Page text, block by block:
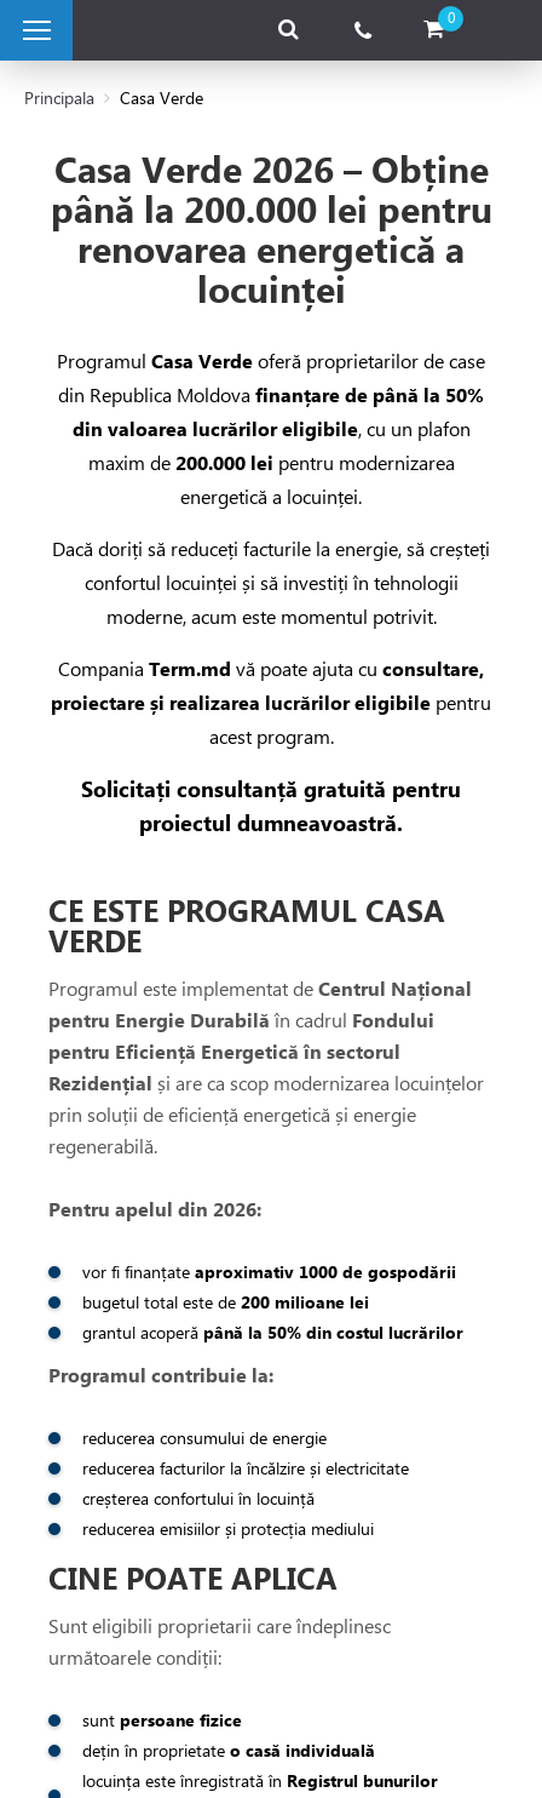
pe combustibil solid
de caldura
Fotovoltaice
de aer conditionat
de circulatie
fum
in pardoseala
si fitinguri
de apă și canalizare
expansiune
0
Principala Casa Verde
Casa Verde 2026 – Obține
până la 200.000 lei pentru
renovarea energetică a
locuinței
Programul Casa Verdeoferă proprietarilor de case
din Republica Moldova finanțare de până la 50%
din valoarea lucrărilor eligibile, cu un plafon
maxim de200.000 lei pentru modernizarea
energetică a locuinței.
Dacă doriți să reduceți facturile la energie, să creșteți
confortul locuinței și să investiți în tehnologii
moderne, acum este momentul potrivit.
Compania Term.md vă poate ajuta cu consultare,
proiectare și realizarea lucrărilor eligibile pentru
acest program.
Solicitați consultanță gratuită pentru
proiectul dumneavoastră.
CE ESTE PROGRAMUL CASA
VERDE
Programul este implementat deCentrul Național
pentru Energie Durabilă în cadrul Fondului
pentru Eficiență Energetică în sectorul
Rezidențial și are ca scop modernizarea locuințelor
prin soluții de eficiență energetică și energie
regenerabilă.
Pentru apelul din 2026:
vor fi finanțate aproximativ 1000 de gospodării
bugetul total este de 200 milioane lei
grantul acoperă până la 50% din costul lucrărilor
Programul contribuie la:
reducerea consumului de energie
reducerea facturilor la încălzire și electricitate
creșterea confortului în locuință
reducerea emisiilor și protecția mediului
CINE POATE APLICA
Sunt eligibili proprietarii care îndeplinesc
următoarele condiții:
sunt persoane fizice
dețin în proprietate o casă individuală
locuința este înregistrată în Registrul bunurilor